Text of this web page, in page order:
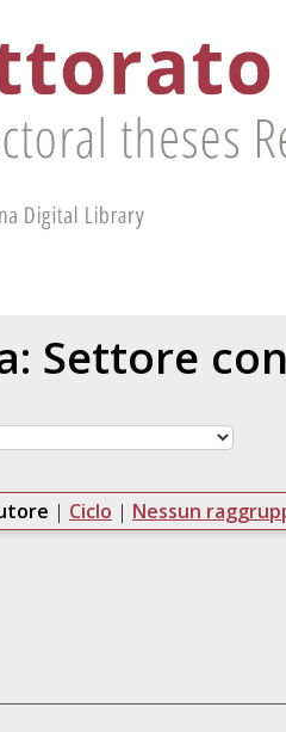
Settore
| Ciclo | Nessun